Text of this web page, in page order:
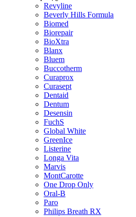
Revyline
Beverly Hills Formula
Biomed
Biorepair
BioXtra
Blanx
Bluem
Buccotherm
Curaprox
Curasept
Dentaid
Dentum
Desensin
FuchS
Global White
GreenIce
Listerine
Longa Vita
Marvis
MontCarotte
One Drop Only
Oral-B
Paro
Philips Breath RX